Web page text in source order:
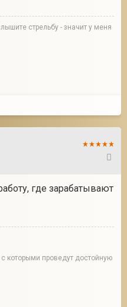
стрельбу - значит у меня
где зарабатывают
которыми проведут достойную